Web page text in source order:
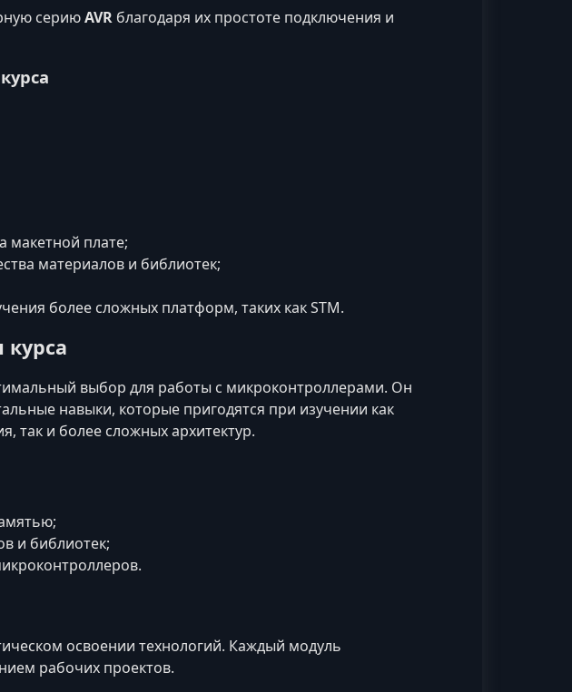
сериюAVR благодаря их простоте подключения и
макетной плате;
материалов и библиотек;
более сложных платформ, таких как STM.
выбор для работы с микроконтроллерами. Он
навыки, которые пригодятся при изучении как
так и более сложных архитектур.
и библиотек;
освоении технологий. Каждый модуль
рабочих проектов.